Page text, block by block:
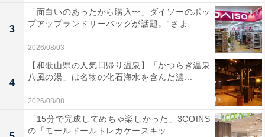
が、これは加える具材によって大きく変わってくるでし
ょう。
3
「面白いのあったから購入〜」ダイソーのポッ
プアップランドリーバッグが話題。“さま...
2026/08/03
4
【和歌山県の人気日帰り温泉】「かつらぎ温泉
八風の湯」は名物の化石海水を含んだ濃...
2026/08/08
「15分で完成してめちゃ楽しかった」3COINS
の「モールドールトレカケースキッ...